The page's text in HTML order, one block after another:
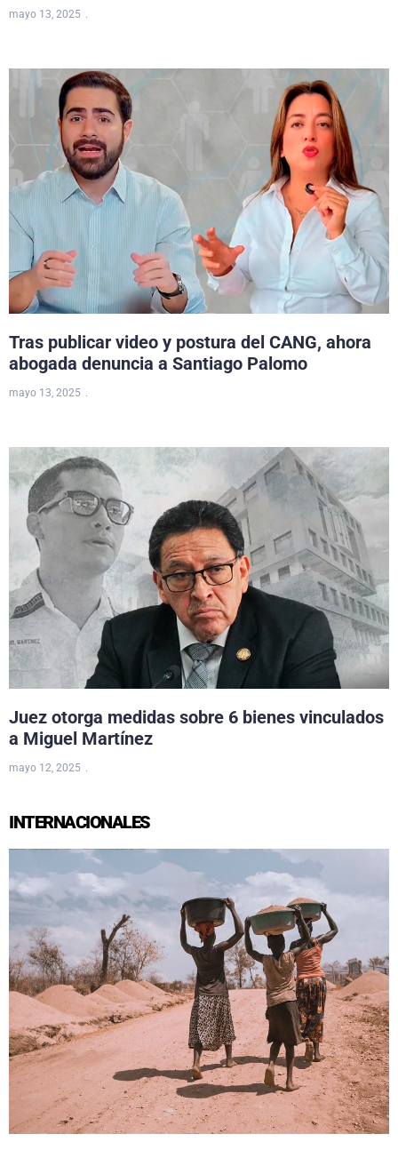
mayo 13, 2025
Tras publicar video y postura del CANG, ahora
abogada denuncia a Santiago Palomo
mayo 13, 2025
Juez otorga medidas sobre 6 bienes vinculados
a Miguel Martínez
mayo 12, 2025
INTERNACIONALES